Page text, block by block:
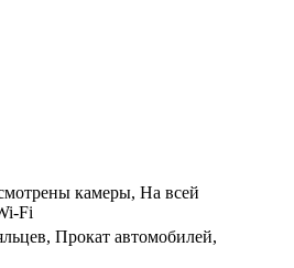
камеры, На всей
Fi
Прокат автомобилей,